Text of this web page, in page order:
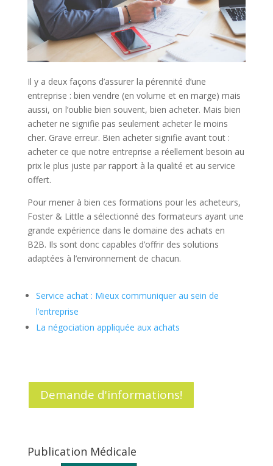
Il y a deux façons d’assurer la pérennité d’une
entreprise : bien vendre (en volume et en marge) mais
aussi, on l’oublie bien souvent, bien acheter. Mais bien
acheter ne signifie pas seulement acheter le moins
cher. Grave erreur. Bien acheter signifie avant tout :
acheter ce que notre entreprise a réellement besoin au
prix le plus juste par rapport à la qualité et au service
offert.
Pour mener à bien ces formations pour les acheteurs,
Foster & Little a sélectionné des formateurs ayant une
grande expérience dans le domaine des achats en
B2B. Ils sont donc capables d’offrir des solutions
adaptées à l’environnement de chacun.
Service achat : Mieux communiquer au sein de
l’entreprise
La négociation appliquée aux achats
Demande d'informations!
Publication Médicale